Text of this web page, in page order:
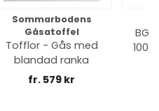
Sommarbodens
Gåsatoffel
Tofflor - Gås med
blandad ranka
fr. 579 kr